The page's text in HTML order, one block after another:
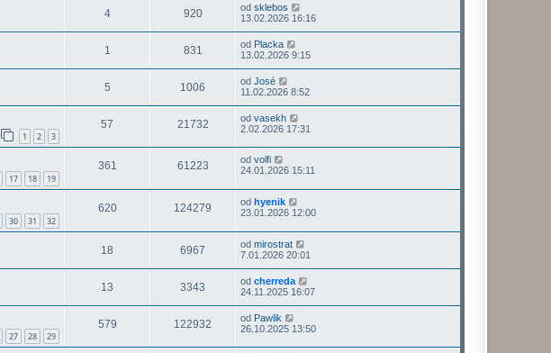
4 920 od sklebos
13.02.2026 16:16
1 831 od Placka
13.02.2026 9:15
5 1006 od José
11.02.2026 8:52
1 2 3
57 21732 od vasekh
2.02.2026 17:31
17 18 19
361 61223 od volfi
24.01.2026 15:11
30 31 32
620 124279 od hyenik
23.01.2026 12:00
18 6967 od mirostrat
7.01.2026 20:01
13 3343 od cherreda
24.11.2025 16:07
27 28 29
579 122932 od Pawlik
26.10.2025 13:50